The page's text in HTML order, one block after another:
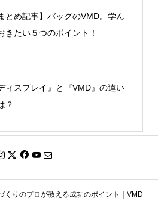
とめ記事】バッグのVMD。学ん
きたい５つのポイント！
ィスプレイ』と『VMD』の違い
？
くりのプロが教える成功のポイント｜VMD